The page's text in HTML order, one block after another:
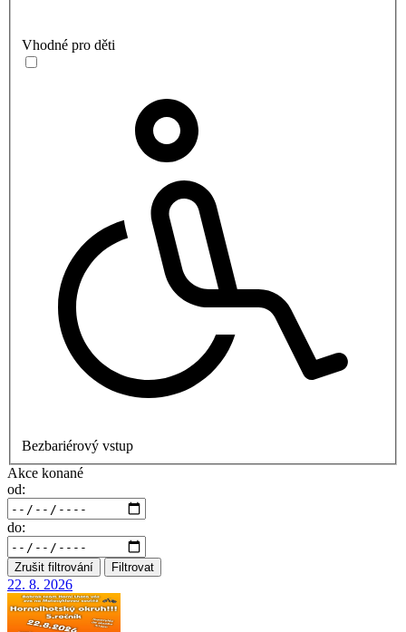
Vhodné pro děti
Bezbariérový vstup
Akce konané
od:
do:
Zrušit filtrování Filtrovat
22. 8. 2026